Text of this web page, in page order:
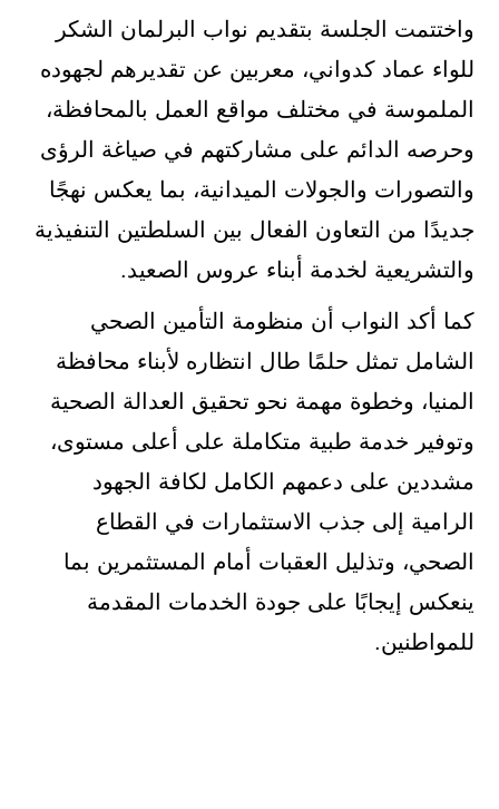
واختتمت الجلسة بتقديم نواب البرلمان الشكر
للواء عماد كدواني، معربين عن تقديرهم لجهوده
الملموسة في مختلف مواقع العمل بالمحافظة،
وحرصه الدائم على مشاركتهم في صياغة الرؤى
والتصورات والجولات الميدانية، بما يعكس نهجًا
جديدًا من التعاون الفعال بين السلطتين التنفيذية
والتشريعية لخدمة أبناء عروس الصعيد.
كما أكد النواب أن منظومة التأمين الصحي
الشامل تمثل حلمًا طال انتظاره لأبناء محافظة
المنيا، وخطوة مهمة نحو تحقيق العدالة الصحية
وتوفير خدمة طبية متكاملة على أعلى مستوى،
مشددين على دعمهم الكامل لكافة الجهود
الرامية إلى جذب الاستثمارات في القطاع
الصحي، وتذليل العقبات أمام المستثمرين بما
ينعكس إيجابًا على جودة الخدمات المقدمة
للمواطنين.